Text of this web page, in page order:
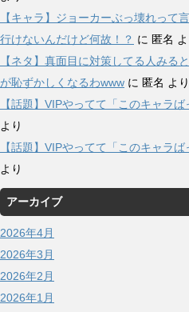
【キャラ】ジョーカーぶっ壊れって
行けないんだけど何故！？ に 匿名
【ネタ】真面目に対策してる人みる
が恥ずかしくなるわwww に 匿名 より
【話題】VIPやってて「このキャラ
より
【話題】VIPやってて「このキャラ
より
アーカイブ
2026年4月
2026年3月
2026年2月
2026年1月